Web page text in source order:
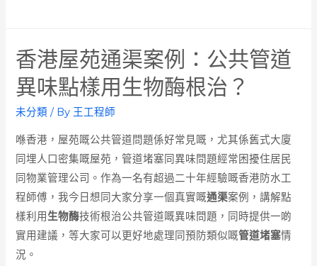
香港屋苑通渠案例：公共管道
異味點樣用生物酶根治？
未分類 / By 王工程師
喺香港，屋苑嘅公共管道問題係好常見嘅，尤其係舊式大廈
同埋人口密集嘅屋苑，管道堵塞同異味問題經常困擾住居民
同物業管理公司。作為一名有超過二十年經驗嘅香港防水工
程師傅，我今日想同大家分享一個真實嘅通渠案例，講解點
樣利用 生物酶技術根治公共管道嘅異味問題，同時提供一啲
實用建議，等大家可以更好地處理同預防類似嘅管道堵塞情
況。